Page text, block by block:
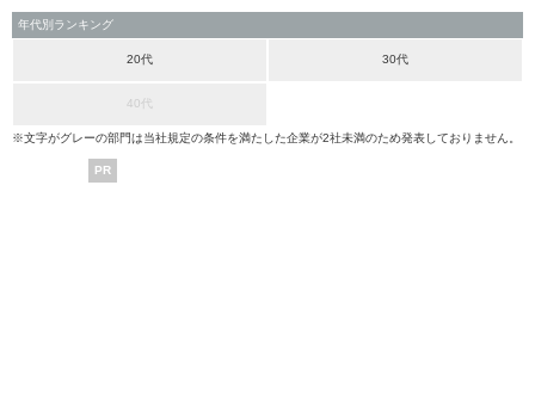
年代別ランキング
20代 30代
40代
※文字がグレーの部門は当社規定の条件を満たした企業が2社未満のため発表しておりません。
PR